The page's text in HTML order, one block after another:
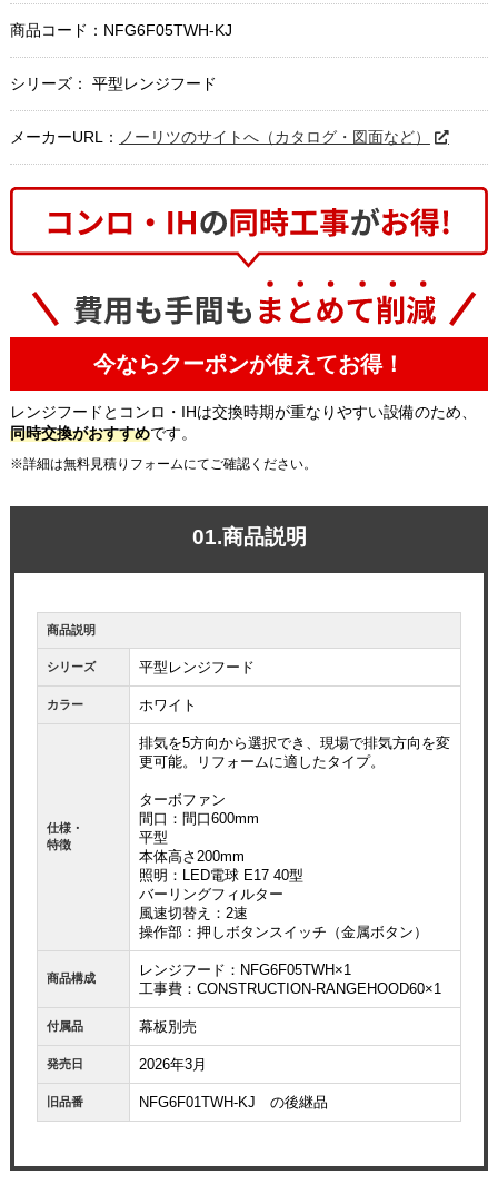
商品コード： NFG6F05TWH-KJ
シリーズ： 平型レンジフード
メーカーURL： ノーリツのサイトへ（カタログ・図面など）
今ならクーポンが使えてお得！
レンジフードとコンロ・IHは交換時期が重なりやすい設備のため、
同時交換がおすすめです。
※詳細は無料見積りフォームにてご確認ください。
01.商品説明
商品説明
シリーズ 平型レンジフード
カラー ホワイト
仕様・
特徴
排気を5方向から選択でき、現場で排気方向を変
更可能。リフォームに適したタイプ。
ターボファン
間口：間口600mm
平型
本体高さ200mm
照明：LED電球 E17 40型
バーリングフィルター
風速切替え：2速
操作部：押しボタンスイッチ（金属ボタン）
商品構成
レンジフード：NFG6F05TWH×1
工事費：CONSTRUCTION-RANGEHOOD60×1
付属品 幕板別売
発売日 2026年3月
旧品番 NFG6F01TWH-KJ の後継品